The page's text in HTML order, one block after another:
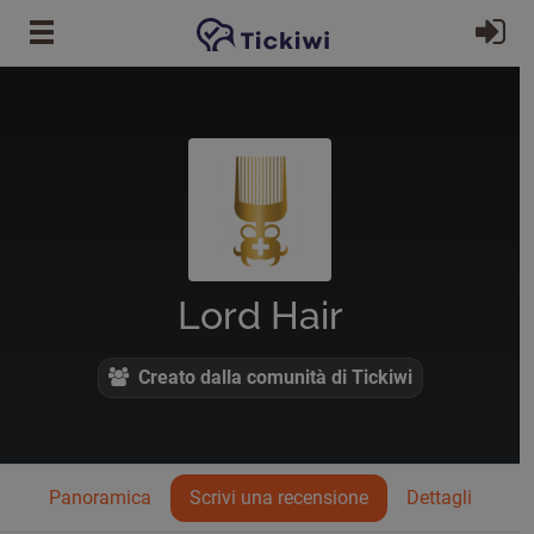
Vai al contenuto principale
Lord Hair
Creato dalla comunità di Tickiwi
Panoramica Scrivi una recensione Dettagli